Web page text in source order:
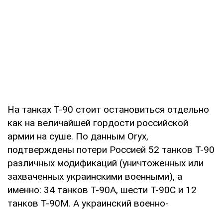
На танках Т-90 стоит остановиться отдельно
как на величайшей гордости российской
армии на суше. По данным Oryx,
подтверждены потери Россией 52 танков Т-90
различных модификаций (уничтоженных или
захваченных украинскими военными), а
именно: 34 танков Т-90А, шести Т-90С и 12
танков Т-90М. А украинский военно-